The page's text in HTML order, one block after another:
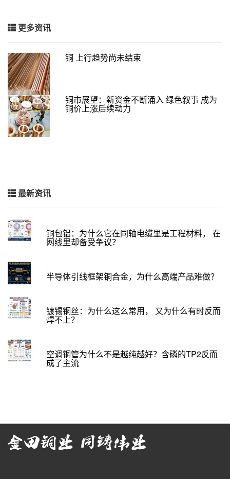
更多资讯
铜 上行趋势尚未结束
铜市展望：新资金不断涌入 绿色叙事 成为
铜价上涨后续动力
最新资讯
铜包铝：为什么它在同轴电缆里是工程材料， 在
网线里却备受争议？
半导体引线框架铜合金，为什么高端产品难做？
镀锡铜丝：为什么这么常用， 又为什么有时反而
焊不上？
空调铜管为什么不是越纯越好？含磷的TP2反而
成了主流